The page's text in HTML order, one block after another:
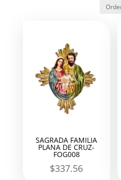
SAGRADA FAMILIA
PLANA DE CRUZ-
FOG008
$337.56